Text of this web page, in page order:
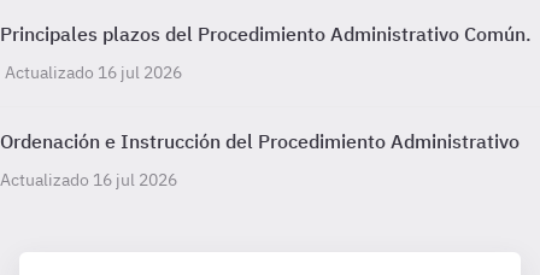
Principales plazos del Procedimiento Administrativo Común.
Actualizado 16 jul 2026
Ordenación e Instrucción del Procedimiento Administrativo
Actualizado 16 jul 2026